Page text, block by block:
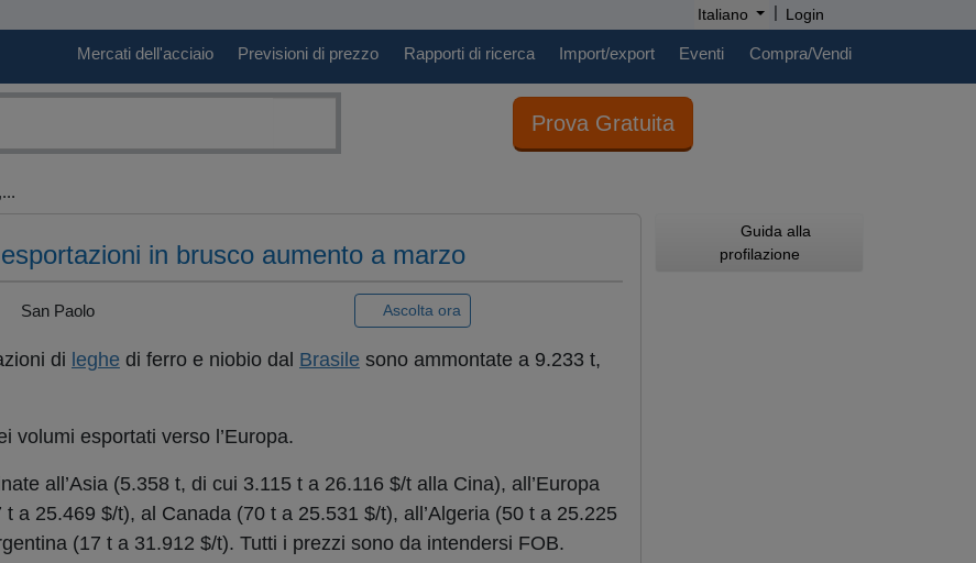
Italiano | Login
Mercati dell'acciaio Previsioni di prezzo Rapporti di ricerca Import/export Eventi Compra/Vendi
Prova Gratuita
in brusco aumento a marzo
San Paolo Ascolta ora
di leghe di ferro e niobio dal Brasile sono ammontate a 9.233 t,
volumi esportati verso l’Europa.
all’Asia (5.358 t, di cui 3.115 t a 26.116 $/t alla Cina), all’Europa
a 25.469 $/t), al Canada (70 t a 25.531 $/t), all’Algeria (50 t a 25.225
(17 t a 31.912 $/t). Tutti i prezzi sono da intendersi FOB.
Guida alla
profilazione